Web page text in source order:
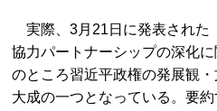
実際、3月21日に発表された
協力パートナーシップの深化
のところ習近平政権の発展観
大成の一つとなっている。要